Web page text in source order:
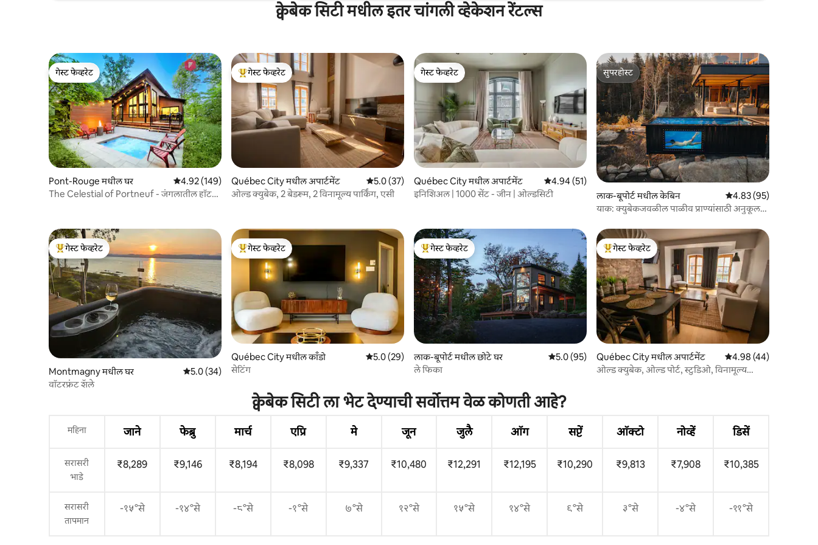
क्वेबेक सिटी मधील इतर चांगली व्हेकेशन रेंटल्स
गेस्ट फेव्हरेट
गेस्ट फेव्हरेट
Pont-Rouge मधील घर 5 पैकी 4.92 सरासरी रेटिंग, 149 रिव्ह्यूज
4.92 (149)
The Celestial of Portneuf - जंगलातील हॉट
टॉप गेस्ट फेव्हरेट
गेस्ट फेव्हरेट
Québec City मधील अपार्टमेंट 5 पैकी 5.0 सरासरी रेटिंग, 37 रिव्ह्यूज
5.0 (37)
ओल्ड क्युबेक, 2 बेडरूम, 2 विनामूल्य पार्किंग, एसी
गेस्ट फेव्हरेट
गेस्ट फेव्हरेट
Québec City मधील अपार्टमेंट 5 पैकी 4.94 सरासरी रेटिंग, 51 रिव्ह्यूज
4.94 (51)
इनिशिअल | 1000 सेंट - जीन | ओल्डसिटी
सुपरहोस्ट
सुपरहोस्ट
लाक-बूपोर्ट मधील केबिन 5 पैकी 4.83 सरासरी रेटिंग,
4.83 (95)
याक: क्युबेकजवळील पाळीव प्राण्यांसाठी अनुकूल
टॉप गेस्ट फेव्हरेट
गेस्ट फेव्हरेट
Montmagny मधील घर 5 पैकी 5.0 सरासरी रेटिंग, 34 रिव्ह्यूज
5.0 (34)
वॉटरफ्रंट शॅले
टॉप गेस्ट फेव्हरेट
गेस्ट फेव्हरेट
Québec City मधील काँडो 5 पैकी 5.0 सरासरी रेटिंग, 29 रिव्ह्यूज
5.0 (29)
सेटिंग
टॉप गेस्ट फेव्हरेट
गेस्ट फेव्हरेट
लाक-बूपोर्ट मधील छोटे घर 5 पैकी 5.0 सरासरी रेटिंग, 95 रिव्ह्यूज
5.0 (95)
ले फिका
टॉप गेस्ट फेव्हरेट
गेस्ट फेव्हरेट
Québec City मधील अपार्टमेंट 5 पैकी 4.98 सरासरी रेटिंग,
4.98 (44)
ओल्ड क्युबेक, ओल्ड पोर्ट, स्टुडिओ, विनामूल्य
क्वेबेक सिटी ला भेट देण्याची सर्वोत्तम वेळ कोणती आहे?
महिना जाने फेब्रु मार्च एप्रि मे जून जुलै ऑग सप्टें ऑक्टो नोव्हें डिसें
सरासरी
भाडे
₹8,289 ₹9,146 ₹8,194 ₹8,098 ₹9,337 ₹10,480 ₹12,291 ₹12,195 ₹10,290 ₹9,813 ₹7,908 ₹10,385
सरासरी
तापमान
-१५°से -१४°से -८°से -१°से ७°से १२°से १५°से १४°से ९°से ३°से -४°से -११°से